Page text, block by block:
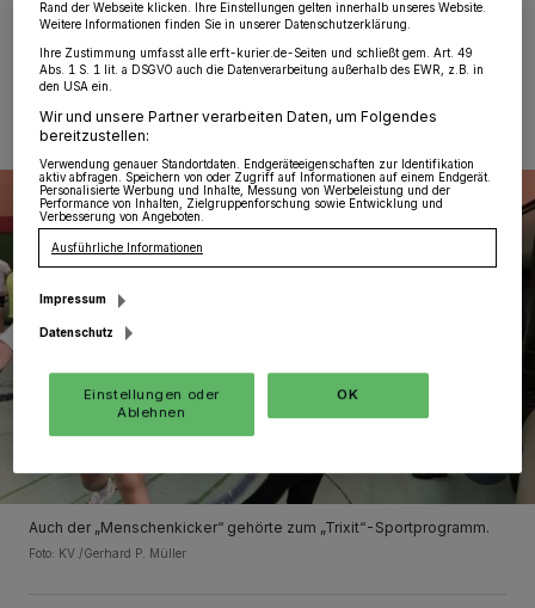
13.11.2022 , 10:35 Uhr 2 Minuten Lesezeit
Auch der „Menschenkicker“ gehörte zum „Trixit“-Sportprogramm.
Foto: KV./Gerhard P. Müller
Rand der Webseite klicken. Ihre Einstellungen gelten innerhalb unseres Website.
Weitere Informationen finden Sie in unserer Datenschutzerklärung.
Ihre Zustimmung umfasst alle erft-kurier.de-Seiten und schließt gem. Art. 49
Abs. 1 S. 1 lit. a DSGVO auch die Datenverarbeitung außerhalb des EWR, z.B. in
den USA ein.
Wir und unsere Partner verarbeiten Daten, um Folgendes
bereitzustellen:
Verwendung genauer Standortdaten. Endgeräteeigenschaften zur Identifikation
aktiv abfragen. Speichern von oder Zugriff auf Informationen auf einem Endgerät.
Personalisierte Werbung und Inhalte, Messung von Werbeleistung und der
Performance von Inhalten, Zielgruppenforschung sowie Entwicklung und
Verbesserung von Angeboten.
Ausführliche Informationen
Impressum
Datenschutz
Einstellungen oder
Ablehnen
OK